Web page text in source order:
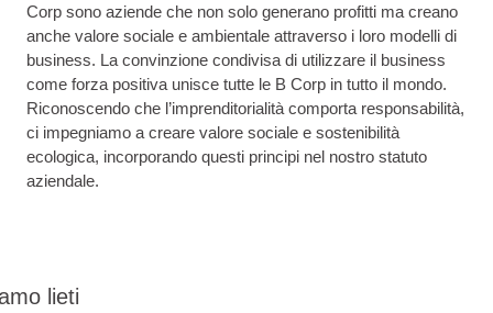
Corp sono aziende che non solo generano profitti ma creano
anche valore sociale e ambientale attraverso i loro modelli di
business. La convinzione condivisa di utilizzare il business
come forza positiva unisce tutte le B Corp in tutto il mondo.
Riconoscendo che l’imprenditorialità comporta responsabilità,
ci impegniamo a creare valore sociale e sostenibilità
ecologica, incorporando questi principi nel nostro statuto
aziendale.
lieti